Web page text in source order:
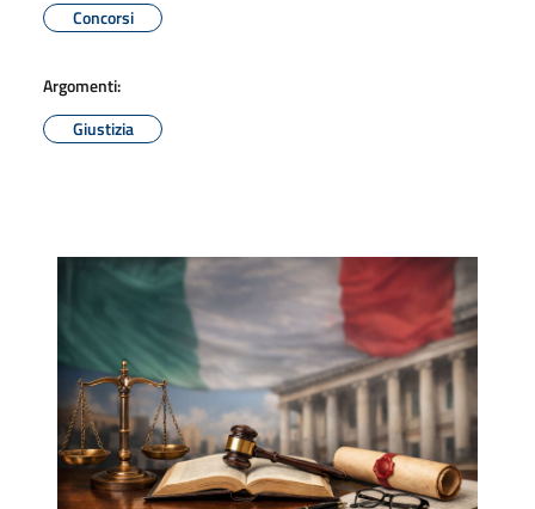
Concorsi
Argomenti:
Giustizia